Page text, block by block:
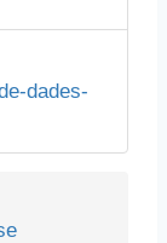
dades-